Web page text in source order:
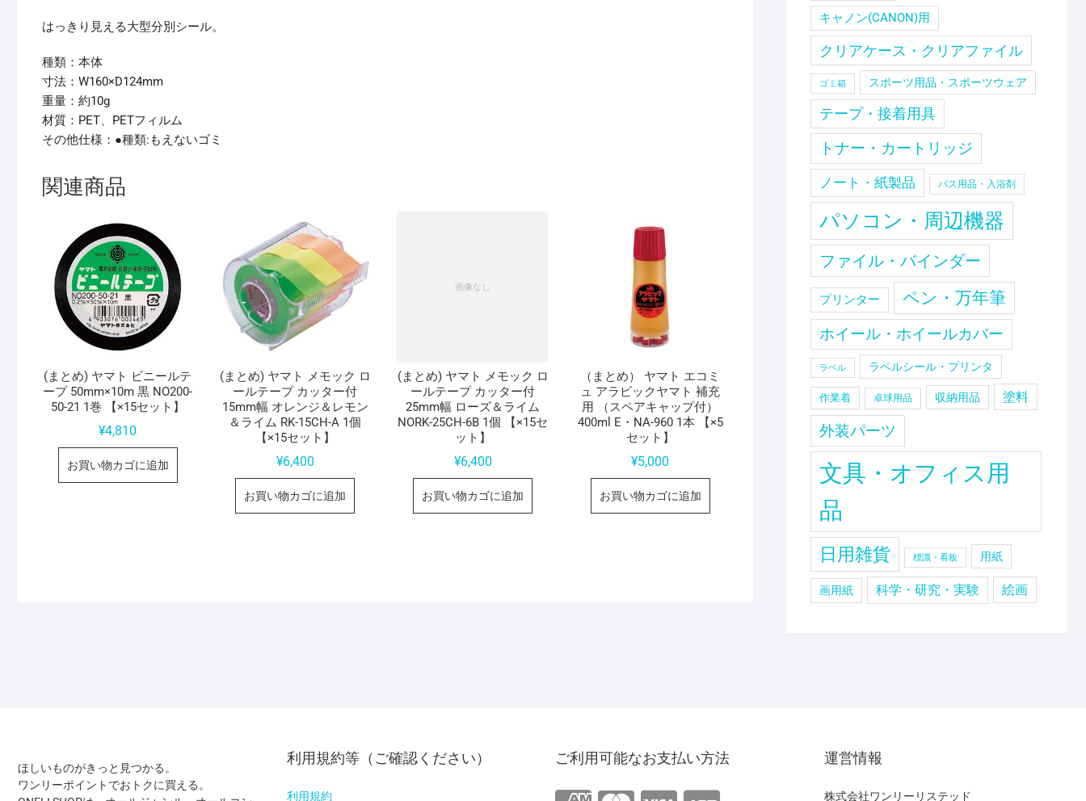
はっきり見える大型分別シール。
種類：本体
寸法：W160×D124mm
重量：約10g
材質：PET、PETフィルム
その他仕様：●種類:もえないゴミ
関連商品
(まとめ) ヤマト ビニールテ
ープ 50mm×10m 黒 NO200-
50-21 1巻 【×15セット】
¥4,810
お買い物カゴに追加
(まとめ) ヤマト メモック ロ
ールテープ カッター付
15mm幅 オレンジ＆レモン
＆ライム RK-15CH-A 1個
【×15セット】
¥6,400
お買い物カゴに追加
(まとめ) ヤマト メモック ロ
ールテープ カッター付
25mm幅 ローズ＆ライム
NORK-25CH-6B 1個 【×15セ
ット】
¥6,400
お買い物カゴに追加
（まとめ） ヤマト エコミ
ュ アラビックヤマト 補充
用 （スペアキャップ付）
400ml E・NA-960 1本 【×5
セット】
¥5,000
お買い物カゴに追加
キャノン(CANON)用
クリアケース・クリアファイル
ゴミ箱 スポーツ用品・スポーツウェア
テープ・接着用具
トナー・カートリッジ
ノート・紙製品 バス用品・入浴剤
パソコン・周辺機器
ファイル・バインダー
プリンター ペン・万年筆
ホイール・ホイールカバー
ラベル ラベルシール・プリンタ
作業着 卓球用品 収納用品 塗料
外装パーツ
文具・オフィス用
品
日用雑貨 標識・看板 用紙
画用紙 科学・研究・実験 絵画
ほしいものがきっと見つかる。
ワンリーポイントでおトクに買える。
利用規約等（ご確認ください）
利用規約
ご利用可能なお支払い方法 運営情報
株式会社ワンリーリステッド